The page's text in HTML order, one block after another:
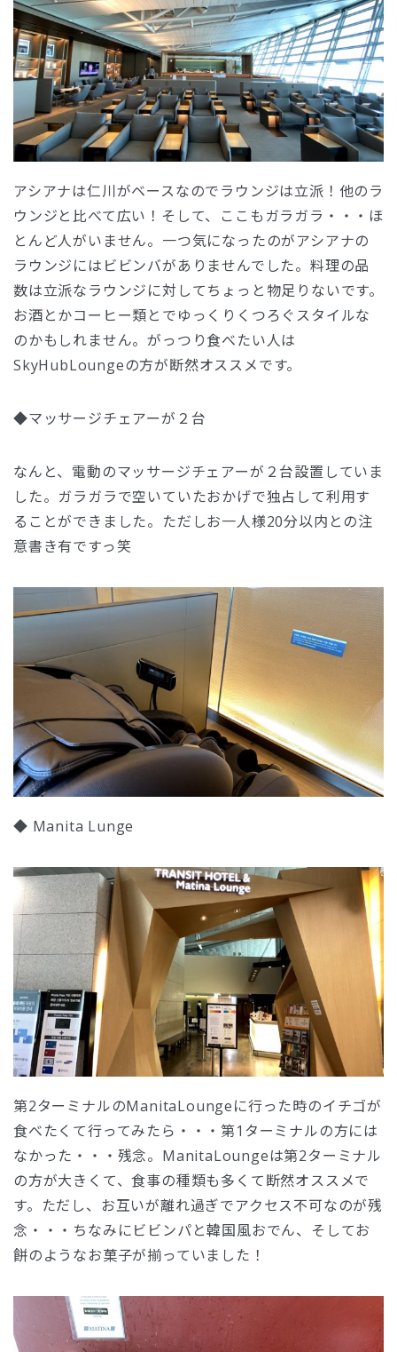
アシアナは仁川がベースなのでラウンジは立派！他のラ
ウンジと比べて広い！そして、ここもガラガラ・・・ほ
とんど人がいません。一つ気になったのがアシアナの
ラウンジにはビビンバがありませんでした。料理の品
数は立派なラウンジに対してちょっと物足りないです。
お酒とかコーヒー類とでゆっくりくつろぐスタイルな
のかもしれません。がっつり食べたい人は
SkyHubLoungeの方が断然オススメです。
◆マッサージチェアーが２台
なんと、電動のマッサージチェアーが２台設置していま
した。ガラガラで空いていたおかげで独占して利用す
ることができました。ただしお一人様20分以内との注
意書き有ですっ笑
◆ Manita Lunge
第2ターミナルのManitaLoungeに行った時のイチゴが
食べたくて行ってみたら・・・第1ターミナルの方には
なかった・・・残念。ManitaLoungeは第2ターミナル
の方が大きくて、食事の種類も多くて断然オススメで
す。ただし、お互いが離れ過ぎでアクセス不可なのが残
念・・・ちなみにビビンパと韓国風おでん、そしてお
餅のようなお菓子が揃っていました！